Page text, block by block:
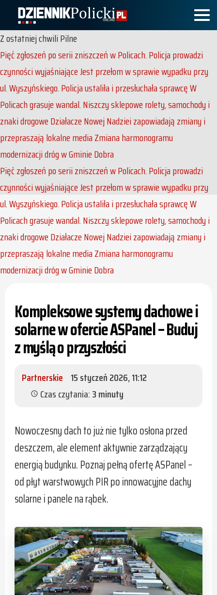
Z ostatniej chwiliPilne
Pięć zgłoszeń po serii zniszczeń w Policach. Policja prowadzi
czynności wyjaśniająceJest przełom w sprawie wypadku przy
ul. Wyszyńskiego. Policja ustaliła i przesłuchała sprawcęW
Policach grasuje wandal. Niszczy sklepowe rolety, samochody i
znaki drogoweDziałacze Nowej Nadziei zapowiadają zmiany i
przepraszają lokalne mediaZmiana harmonogramu
modernizacji dróg w Gminie Dobra
Pięć zgłoszeń po serii zniszczeń w Policach. Policja prowadzi
czynności wyjaśniająceJest przełom w sprawie wypadku przy
ul. Wyszyńskiego. Policja ustaliła i przesłuchała sprawcęW
Policach grasuje wandal. Niszczy sklepowe rolety, samochody i
znaki drogoweDziałacze Nowej Nadziei zapowiadają zmiany i
przepraszają lokalne mediaZmiana harmonogramu
modernizacji dróg w Gminie Dobra
Kompleksowe systemy dachowe i
solarne w ofercie ASPanel – Buduj
z myślą o przyszłości
Partnerskie 15 styczeń 2026, 11:12
schedule Czas czytania:3 minuty
Nowoczesny dach to już nie tylko osłona przed
deszczem, ale element aktywnie zarządzający
energią budynku. Poznaj pełną ofertę ASPanel –
od płyt warstwowych PIR po innowacyjne dachy
solarne i panele na rąbek.